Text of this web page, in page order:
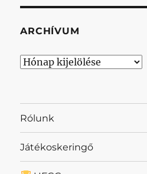
ARCHÍVUM
Archívum
Rólunk
Játékoskeringő